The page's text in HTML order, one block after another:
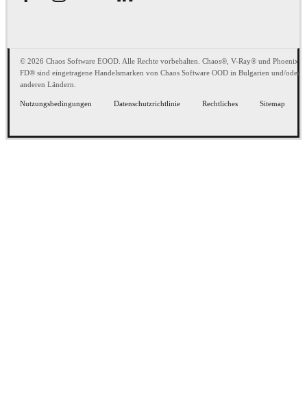
© 2026 Chaos Software EOOD. Alle Rechte vorbehalten. Chaos®, V-Ray® und Phoenix
FD® sind eingetragene Handelsmarken von Chaos Software OOD in Bulgarien und/oder
anderen Ländern.
Nutzungsbedingungen Datenschutzrichtlinie Rechtliches Sitemap